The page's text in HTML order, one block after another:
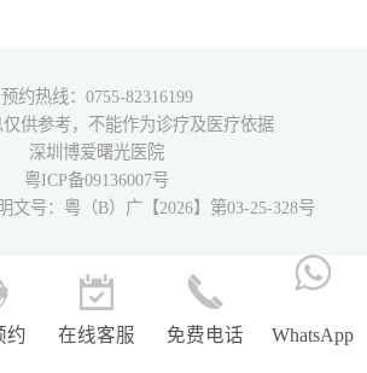
预约热线：0755-82316199
供参考，不能作为诊疗及医疗依据
深圳博爱曙光医院
粤ICP备09136007号
文号：粤（B）广【2026】第03-25-328号
约 在线客服 免费电话 WhatsApp